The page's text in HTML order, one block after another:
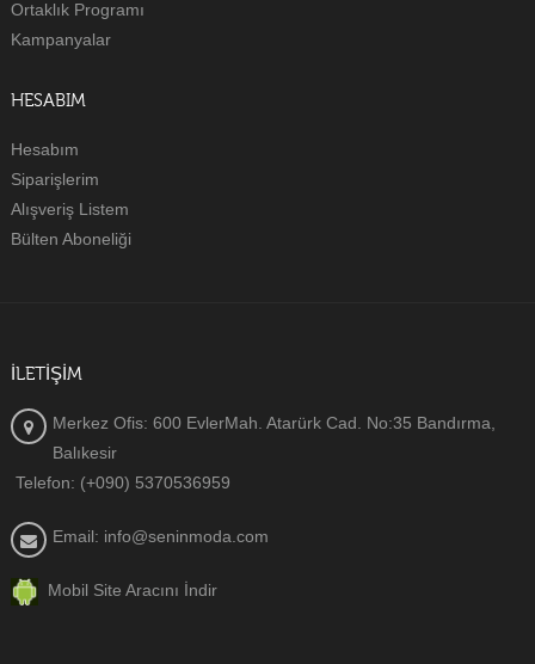
Ortaklık Programı
Kampanyalar
HESABIM
Hesabım
Siparişlerim
Alışveriş Listem
Bülten Aboneliği
İLETIŞIM
Merkez Ofis: 600 EvlerMah. Atarürk Cad. No:35 Bandırma,
Balıkesir
Telefon: (+090) 5370536959
Email: info@seninmoda.com
Mobil Site Aracını İndir